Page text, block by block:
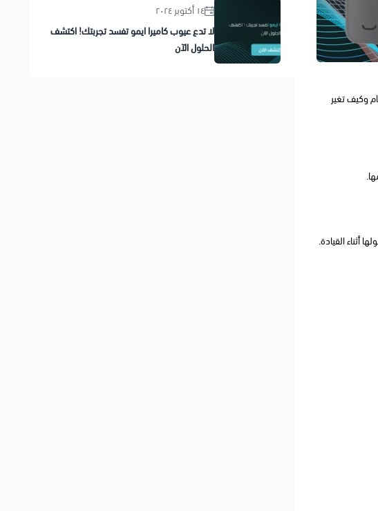
وكيف تغير
أثناء القيادة.
١٤ أكتوبر ٢٠٢٤
لا تدع عيوب كاميرا ايمو تفسد تجربتك! اكتشف
الحلول الآن